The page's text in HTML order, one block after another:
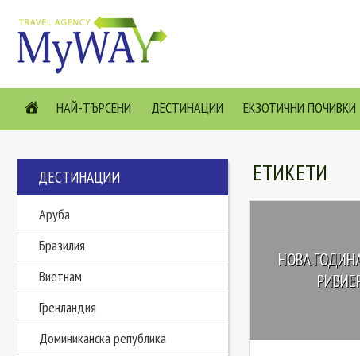
НАЙ-ТЪРСЕНИ ДЕСТИНАЦИИ ЕКЗОТИЧНИ ПОЧИВКИ
ДЕСТИНАЦИИ
Аруба
Бразилия
Виетнам
Гренландия
Доминиканска република
ЕТИКЕТИ
НОВА